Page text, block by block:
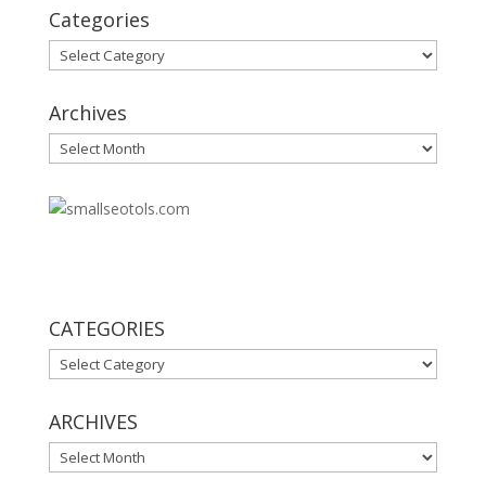
Categories
Categories
Archives
Archives
CATEGORIES
CATEGORIES
ARCHIVES
ARCHIVES